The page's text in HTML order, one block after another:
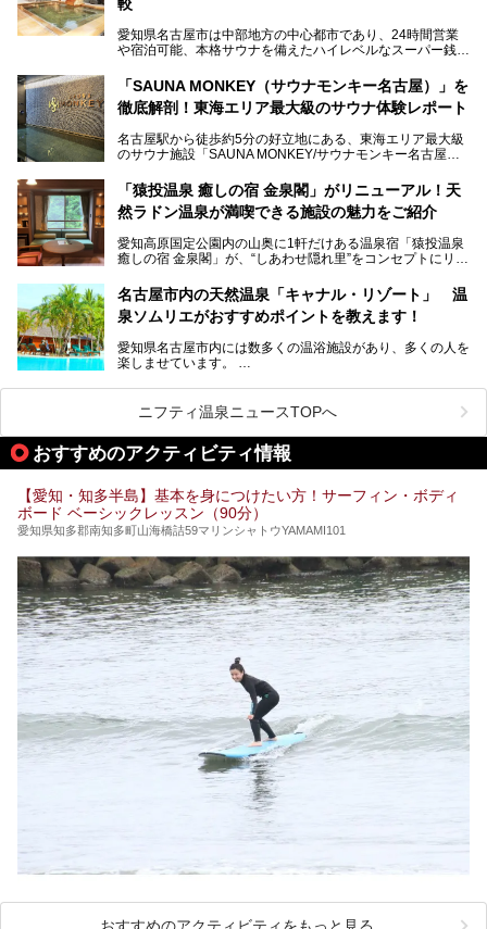
老朽化した設備の補修を機に、2年前からじっくり構想を練
ってきたというだけあって、館内の充実度は想像以上。
以前の4倍に拡張したという露天エリアや10の浴槽、40人収
容の巨大なスタジアムサウナに、岩盤浴やリラクゼーション
までまるごと楽しめる施設に生まれ変わりました。
今回は、全面リニューアルして新しくなった「スパアクアス
愛知県名古屋市は中部地方の中心都市であり、24時間営業
や宿泊可能、本格サウナを備えたハイレベルなスーパー銭湯
そのため、「日々の仕事の疲れを心身ともにリセットした
い」「休日に時間を忘れて1日中ダラダラ過ごしたい」「コ
くある点が魅力です！
お好みの温泉施設を見つけて楽しんでくださいね。
「SAUNA MONKEY（サウナモンキー名古屋）」を
徹底解剖！東海エリア最大級のサウナ体験レポート
名古屋駅から徒歩約5分の好立地にある、東海エリア最大級
のサウナ施設「SAUNA MONKEY/サウナモンキー名古屋」
「名古屋駅周辺ってサウナが少ないよね」という声をよく耳
にするだけあり、アクセスの良さにも胸が高鳴ります。
今回は普段は男性専用となっているパブリックサウナが、女
さっそく取材してきました！
「猿投温泉 癒しの宿 金泉閣」がリニューアル！天
然ラドン温泉が満喫できる施設の魅力をご紹介
愛知高原国定公園内の山奥に1軒だけある温泉宿「猿投温泉
癒しの宿 金泉閣」が、“しあわせ隠れ里”をコンセプトにリニ
天然ラドン温泉が堪能できるお風呂や、新設・改装された客
室、地元の食材と温泉水で作られたお料理……。
ご紹介します。
名古屋市内の天然温泉「キャナル・リゾート」 温
泉ソムリエがおすすめポイントを教えます！
愛知県名古屋市内には数多くの温浴施設があり、多くの人を
楽しませています。
ムリエの目線で紹介していきます！
名古屋市内にはスーパー銭湯や日帰り温泉が多く、「どこに
行こうかな？」と悩んでしまう方も多いと思います。
ぜひこの記事を参考にして「キャナル・リゾート」に出かけ
てみるのはいかがでしょうか？
ニフティ温泉ニュースTOPへ
おすすめのアクティビティ情報
【愛知・知多半島】基本を身につけたい方！サーフィン・ボディ
ボード ベーシックレッスン（90分）
愛知県知多郡南知多町山海橋詰59マリンシャトウYAMAMI101
おすすめのアクティビティをもっと見る